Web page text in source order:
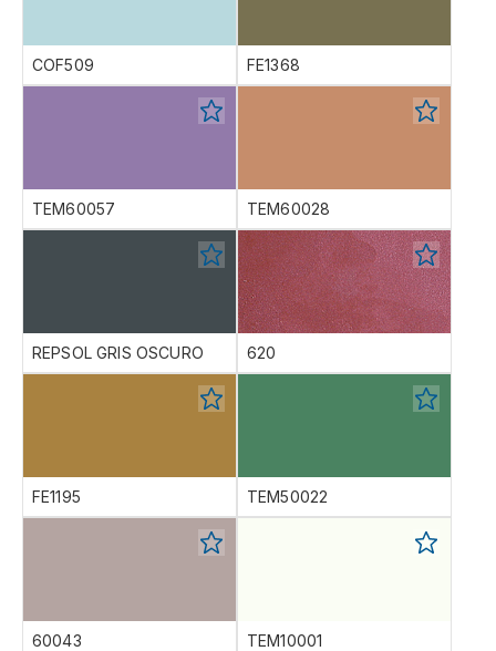
COF509 FE1368
TEM60057 TEM60028
REPSOL GRIS OSCURO 620
FE1195 TEM50022
60043 TEM10001